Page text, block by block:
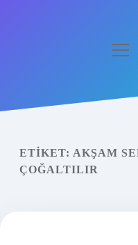
Yasal Uyarı
ETIKET: AKŞAM
ÇOĞALTILIR